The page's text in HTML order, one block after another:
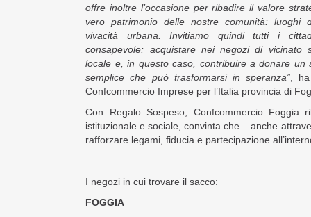
offre inoltre l’occasione per ribadire il valore
vero patrimonio delle nostre comunità: luoghi
vivacità urbana. Invitiamo quindi tutti i
consapevole: acquistare nei negozi di vicinato
locale e, in questo caso, contribuire a donare un
semplice che può trasformarsi in speranza” ,
Confcommercio Imprese per l’Italia provincia di
Con Regalo Sospeso, Confcommercio Foggia
istituzionale e sociale, convinta che – anche
rafforzare legami, fiducia e partecipazione
I negozi in cui trovare il sacco:
FOGGIA